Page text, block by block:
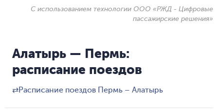
С использованием технологии ООО «РЖД - Цифровые
пассажирские решения»
Алатырь — Пермь:
расписание поездов
⇄Расписание поездов Пермь – Алатырь